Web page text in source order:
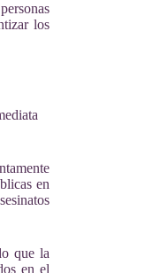
los
en
que la
en el